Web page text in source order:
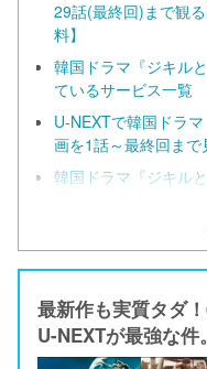
29話(最終回)まで観
料】
韓国ドラマ『ジキル
ているサービス一覧
U-NEXTで韓国ドラ
画を1話～最終回まで
韓国ドラマ『ジキル
最新作も実質タダ
U-NEXTが最強な件。